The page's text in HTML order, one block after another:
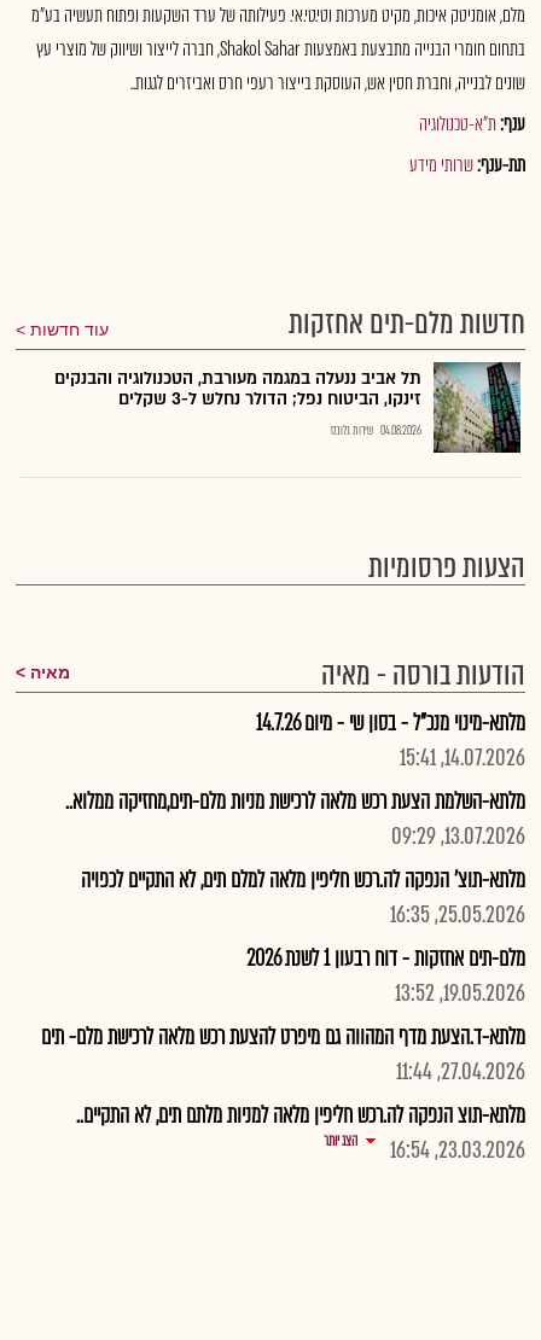
מלם, אומניטק איכות, מקיט מערכות וטי.טי.אי. פעילותה של ערד השקעות ופתוח תעשיה בע"מ
בתחום חומרי הבנייה מתבצעת באמצעות Shakol Sahar, חברה לייצור ושיווק של מוצרי עץ
שונים לבנייה, וחברת חסין אש, העוסקת בייצור רעפי חרס ואביזרים לגגות..
ענף:ת"א-טכנולוגיה
תת-ענף:שרותי מידע
חדשות מלם-תים אחזקות עוד חדשות
תל אביב ננעלה במגמה מעורבת, הטכנולוגיה והבנקים
זינקו, הביטוח נפל; הדולר נחלש ל-3 שקלים
04.08.2026 שירות גלובס
הצעות פרסומיות
הודעות בורסה - מאיה מאיה
מלתא-מינוי מנכ"ל - בסון שי - מיום 14.7.26
14.07.2026, 15:41
מלתא-השלמת הצעת רכש מלאה לרכישת מניות מלם-תים,מחזיקה ממלוא..
13.07.2026, 09:29
מלתא-תוצ' הנפקה לה.רכש חליפין מלאה למלם תים, לא התקיים לכפויה
25.05.2026, 16:35
מלם-תים אחזקות - דוח רבעון 1 לשנת 2026
19.05.2026, 13:52
מלתא-ד.הצעת מדף המהווה גם מיפרט להצעת רכש מלאה לרכישת מלם- תים
27.04.2026, 11:44
מלתא-תוצ הנפקה לה.רכש חליפין מלאה למניות מלתם תים, לא התקיים..
23.03.2026, 16:54
הצג יותר